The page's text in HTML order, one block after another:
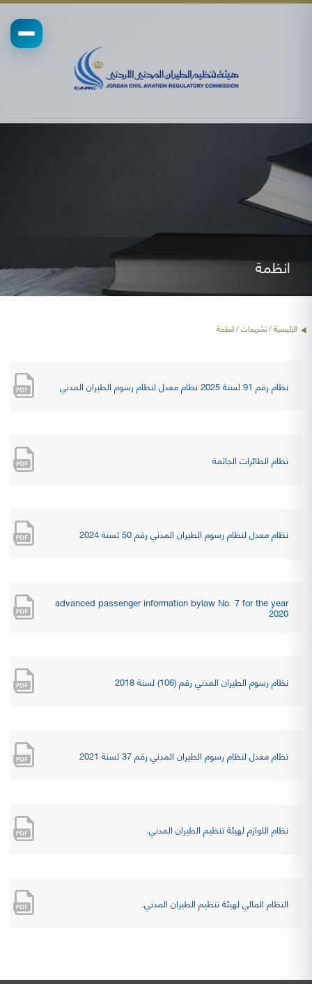
انظمة
الرئيسية/ تشريعات / انظمة
نظام رقم 91 لسنة 2025 نظام معدل لنظام رسوم الطيران المدني
نظام الطائرات الجاثمة
نظام معدل لنظام رسوم الطيران المدني رقم 50 لسنة 2024
advanced passenger information bylaw No. 7 for the year
2020
نظام رسوم الطيران المدني رقم (106) لسنة 2018
نظام معدل لنظام رسوم الطيران المدني رقم 37 لسنة 2021
نظام اللوازم لهيئة تنظيم الطيران المدني.
النظام المالي لهيئة تنظيم الطيران المدني.